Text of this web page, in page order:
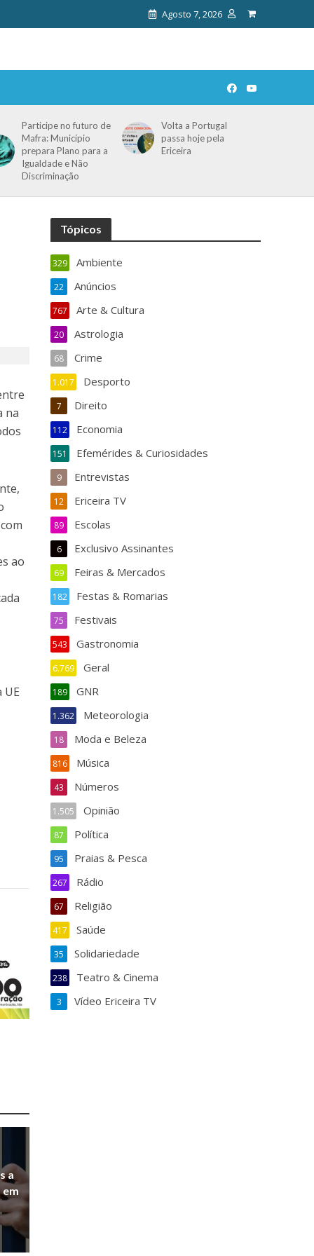
Agosto 7, 2026
Participe no futuro de
Mafra: Município
prepara Plano para a
Igualdade e Não
Discriminação
Volta a Portugal
passa hoje pela
Ericeira
na
ao
a
Tópicos
Ambiente
329
Anúncios
22
Arte & Cultura
767
Astrologia
20
Crime
68
Desporto
1.017
Direito
7
Economia
112
Efemérides & Curiosidades
151
Entrevistas
9
Ericeira TV
12
Escolas
89
Exclusivo Assinantes
6
Feiras & Mercados
69
Festas & Romarias
182
Festivais
75
Gastronomia
543
Geral
6.769
GNR
189
Meteorologia
1.362
Moda e Beleza
18
Música
816
Números
43
Opinião
1.505
Política
87
Praias & Pesca
95
Rádio
267
Religião
67
Saúde
417
Solidariedade
35
Teatro & Cinema
238
Vídeo Ericeira TV
3